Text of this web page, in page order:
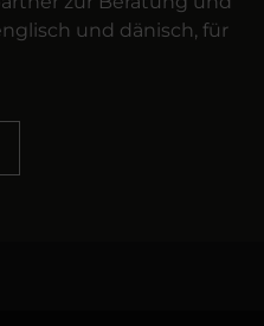
und dänisch, für